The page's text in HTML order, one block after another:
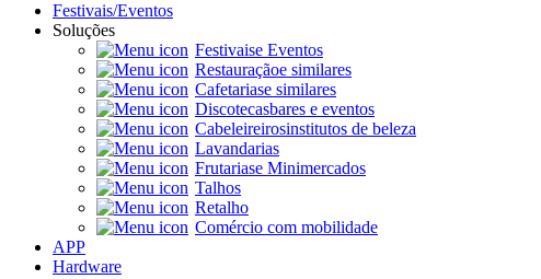
Festivais/Eventos
Soluções
Festivaise Eventos
Restauraçãoe similares
Cafetariase similares
Discotecasbares e eventos
Cabeleireirosinstitutos de beleza
Lavandarias
Frutariase Minimercados
Talhos
Retalho
Comércio com mobilidade
APP
Hardware